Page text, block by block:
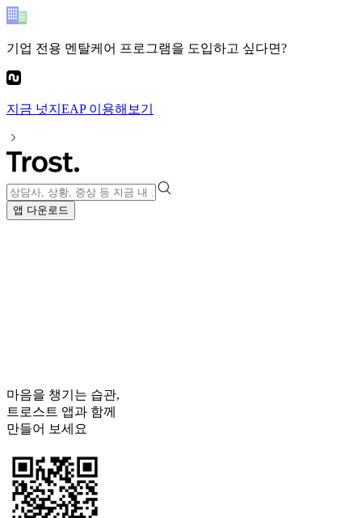
기업 전용 멘탈케어 프로그램을 도입하고 싶다면?
지금 넛지EAP이용해보기
앱 다운로드
마음을 챙기는 습관,
트로스트 앱과 함께
만들어 보세요